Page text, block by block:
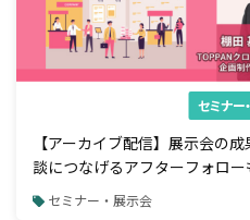
セミナー
【アーカイブ配信】展示会の
談につなげるアフターフォロ
セミナー・展示会